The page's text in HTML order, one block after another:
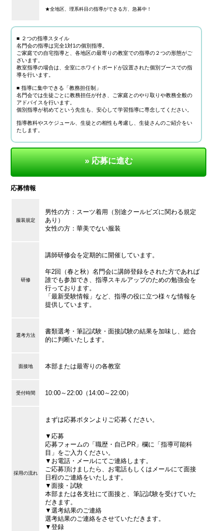
★全地区、理系科目の指導ができる方、急募中！
■ ２つの指導スタイル
名門会の指導は完全1対1の個別指導。
ご家庭での自宅指導と、各地区の最寄りの教室での指導の２つの形態がご
ざいます。
教室指導の場合は、全室にホワイトボードが設置された個別ブースでの指
導を行います。
■ 指導に集中できる「教務担任制」
名門会では生徒ごとに教務担任が付き、ご家庭とのやり取りや教務全般の
アドバイスを行います。
個別指導が初めてという先生も、安心して学習指導に専念してください。
指導教科やスケジュール、生徒との相性も考慮し、生徒さんのご紹介をい
たします。
» 応募に進む
応募情報
服装規定
男性の方：スーツ着用（別途クールビズに関わる規定
あり）
女性の方：華美でない服装
研修
講師研修会を定期的に開催しています。
年2回（春と秋）名門会に講師登録をされた方であれば
誰でも参加でき、指導スキルアップのための勉強会を
行っております。
「最新受験情報」など、指導の役に立つ様々な情報を
提供しています。
選考方法
書類選考・筆記試験・面接試験の結果を加味し、総合
的に判断いたします。
面接地 本部または最寄りの各教室
受付時間 10:00～22:00（14:00～22:00）
採用の流れ
まずは応募ボタンよりご応募ください。
▼応募
応募フォームの「職歴・自己PR」欄に「指導可能科
目」をご入力ください。
▼お電話・メールにてご連絡します。
ご応募頂けましたら、お電話もしくはメールにて面接
日程のご連絡をいたします。
▼面接・試験
本部または各支社にて面接と、筆記試験を受けていた
だきます。
▼選考結果のご連絡
選考結果のご連絡をさせていただきます。
▼登録